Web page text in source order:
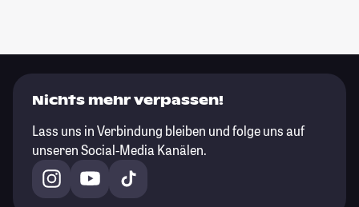
Nichts mehr verpassen!
Lass uns in Verbindung bleiben und folge uns auf
unseren Social-Media Kanälen.